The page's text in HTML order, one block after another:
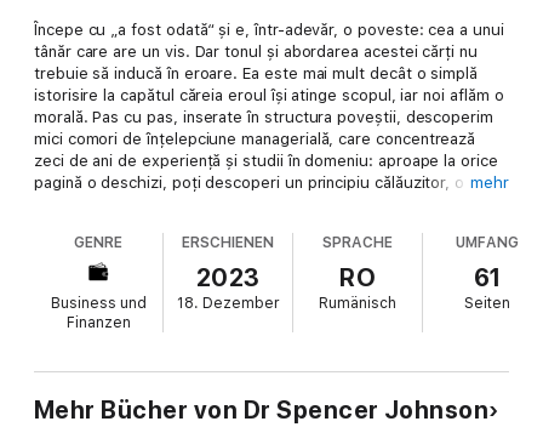
Începe cu „a fost odată“ și e, într-adevăr, o poveste: cea a unui
tânăr care are un vis. Dar tonul și abordarea acestei cărți nu
trebuie să inducă în eroare. Ea este mai mult decât o simplă
istorisire la capătul căreia eroul își atinge scopul, iar noi aflăm o
morală. Pas cu pas, inserate în structura poveștii, descoperim
mici comori de înțe­lepciune managerială, care concentrează
zeci de ani de experiență și studii în domeniu: aproape la orice
pagină o deschizi, poți descoperi un principiu călăuzitor, o
plac cifrele.
O continuare, așa cum o arată și titlul, a bestsellerului „Manager
la Minut”, „Noul Manager la Minut” este o poveste pe alocuri
amuzantă, căreia nu-i lipsește suspansul, dar, în primul rând, un
energia și cum să relaționezi cu ceilalți astfel încât să aveți cu
toții de câștigat.Începe cu „a fost odată“ și e, într-adevăr, o
mehr
GENRE
Business und
Finanzen
ERSCHIENEN
2023
18. Dezember
SPRACHE
RO
Rumänisch
UMFANG
61
Seiten
Mehr Bücher von Dr Spencer Johnson